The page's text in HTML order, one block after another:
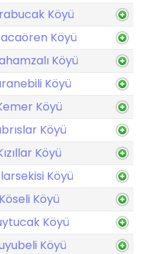
Köyü
Köyü
Köyü
Köyü
Köyü
Köyü
Köyü
Köyü
Köseli Köyü
Köyü
Köyü